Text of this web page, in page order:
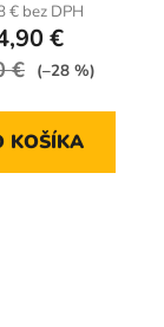
€ bez DPH
€
€ (–28 %)
KOŠÍKA